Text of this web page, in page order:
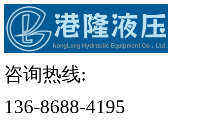
咨询热线:
136-8688-4195